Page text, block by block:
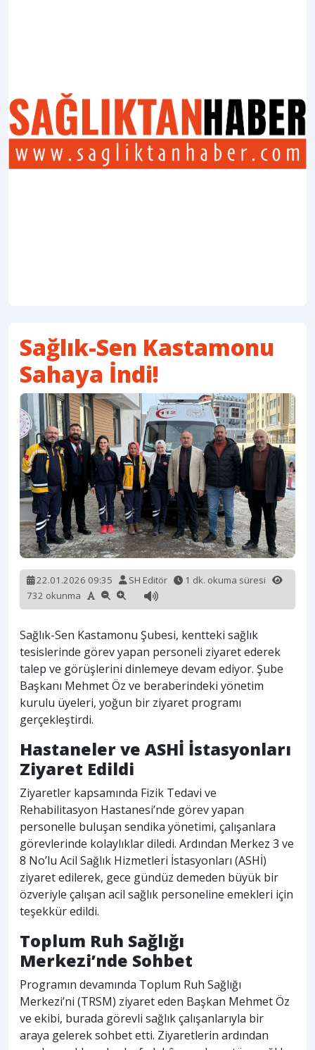
Sağlık-Sen Kastamonu
Sahaya İndi!
22.01.2026 09:35 SH Editör
1 dk. okuma süresi
732 okunma
Sağlık-Sen Kastamonu Şubesi, kentteki sağlık
tesislerinde görev yapan personeli ziyaret ederek
talep ve görüşlerini dinlemeye devam ediyor. Şube
Başkanı Mehmet Öz ve beraberindeki yönetim
kurulu üyeleri, yoğun bir ziyaret programı
gerçekleştirdi.
Hastaneler ve ASHİ İstasyonları
Ziyaret Edildi
Ziyaretler kapsamında Fizik Tedavi ve
Rehabilitasyon Hastanesi’nde görev yapan
personelle buluşan sendika yönetimi, çalışanlara
görevlerinde kolaylıklar diledi. Ardından Merkez 3 ve
8 No’lu Acil Sağlık Hizmetleri İstasyonları (ASHİ)
ziyaret edilerek, gece gündüz demeden büyük bir
özveriyle çalışan acil sağlık personeline emekleri için
teşekkür edildi.
Toplum Ruh Sağlığı
Merkezi’nde Sohbet
Programın devamında Toplum Ruh Sağlığı
Merkezi’ni (TRSM) ziyaret eden Başkan Mehmet Öz
ve ekibi, burada görevli sağlık çalışanlarıyla bir
araya gelerek sohbet etti. Ziyaretlerin ardından